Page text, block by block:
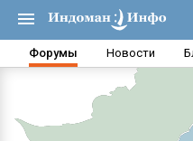
Форумы Новости